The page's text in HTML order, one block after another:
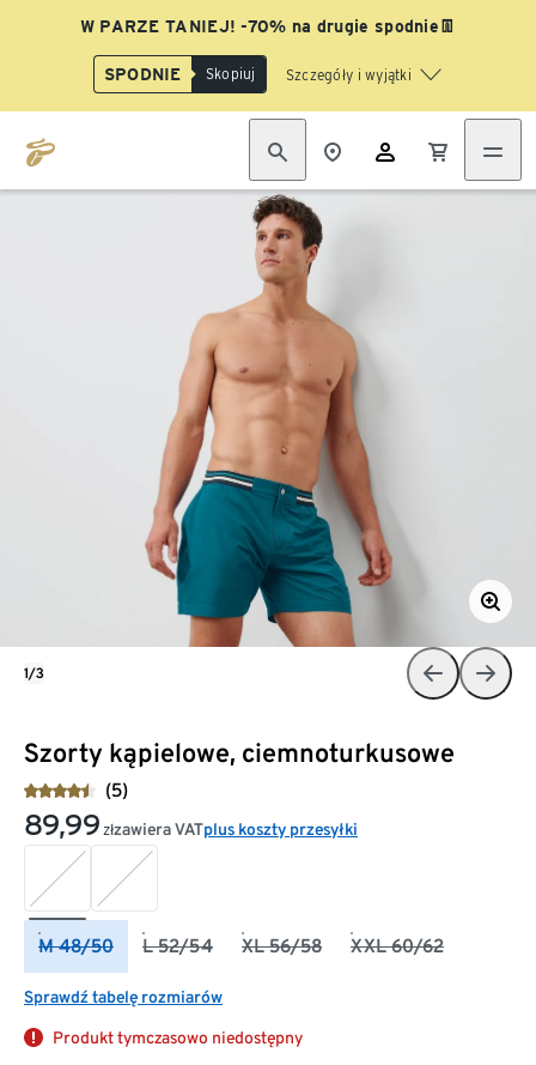
W PARZE TANIEJ! -70% na drugie spodnie👖
SPODNIE Skopiuj Szczegóły i wyjątki
Szorty kąpielowe, ciemnoturkusowe
(5)
89,99 złzawiera VATplus koszty przesyłki
M 48/50 L 52/54 XL 56/58 XXL 60/62
Sprawdź tabelę rozmiarów
Produkt tymczasowo niedostępny
1/3